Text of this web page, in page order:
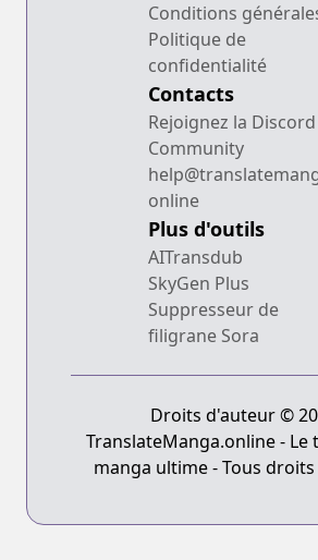
Conditions
Politique de
confidentialité
Contacts
Rejoignez la Discord
Community
online
Plus d'outils
AITransdub
SkyGen Plus
Suppresseur de
filigrane Sora
Droits d'auteur ©
TranslateManga.online -
manga ultime - Tous